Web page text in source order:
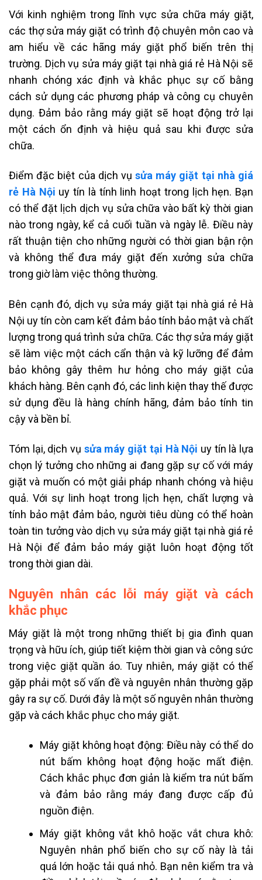
Với kinh nghiệm trong lĩnh vực sửa chữa máy giặt,
các thợ sửa máy giặt có trình độ chuyên môn cao và
am hiểu về các hãng máy giặt phổ biến trên thị
trường. Dịch vụ sửa máy giặt tại nhà giá rẻ Hà Nội sẽ
nhanh chóng xác định và khắc phục sự cố bằng
cách sử dụng các phương pháp và công cụ chuyên
dụng. Đảm bảo rằng máy giặt sẽ hoạt động trở lại
một cách ổn định và hiệu quả sau khi được sửa
chữa.
Điểm đặc biệt của dịch vụsửa máy giặt tại nhà giá
rẻ Hà Nội uy tín là tính linh hoạt trong lịch hẹn. Bạn
có thể đặt lịch dịch vụ sửa chữa vào bất kỳ thời gian
nào trong ngày, kể cả cuối tuần và ngày lễ. Điều này
rất thuận tiện cho những người có thời gian bận rộn
và không thể đưa máy giặt đến xưởng sửa chữa
trong giờ làm việc thông thường.
Bên cạnh đó, dịch vụ sửa máy giặt tại nhà giá rẻ Hà
Nội uy tín còn cam kết đảm bảo tính bảo mật và chất
lượng trong quá trình sửa chữa. Các thợ sửa máy giặt
sẽ làm việc một cách cẩn thận và kỹ lưỡng để đảm
bảo không gây thêm hư hỏng cho máy giặt của
khách hàng. Bên cạnh đó, các linh kiện thay thế được
sử dụng đều là hàng chính hãng, đảm bảo tính tin
cậy và bền bỉ.
Tóm lại, dịch vụ sửa máy giặt tại Hà Nội uy tín là lựa
chọn lý tưởng cho những ai đang gặp sự cố với máy
giặt và muốn có một giải pháp nhanh chóng và hiệu
quả. Với sự linh hoạt trong lịch hẹn, chất lượng và
tính bảo mật đảm bảo, người tiêu dùng có thể hoàn
toàn tin tưởng vào dịch vụ sửa máy giặt tại nhà giá rẻ
Hà Nội để đảm bảo máy giặt luôn hoạt động tốt
trong thời gian dài.
Nguyên nhân các lỗi máy giặt và cách
khắc phục
Máy giặt là một trong những thiết bị gia đình quan
trọng và hữu ích, giúp tiết kiệm thời gian và công sức
trong việc giặt quần áo. Tuy nhiên, máy giặt có thể
gặp phải một số vấn đề và nguyên nhân thường gặp
gây ra sự cố. Dưới đây là một số nguyên nhân thường
gặp và cách khắc phục cho máy giặt.
Máy giặt không hoạt động: Điều này có thể do
nút bấm không hoạt động hoặc mất điện.
Cách khắc phục đơn giản là kiểm tra nút bấm
và đảm bảo rằng máy đang được cấp đủ
nguồn điện.
Máy giặt không vắt khô hoặc vắt chưa khô:
Nguyên nhân phổ biến cho sự cố này là tải
quá lớn hoặc tải quá nhỏ. Bạn nên kiểm tra và